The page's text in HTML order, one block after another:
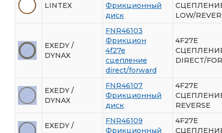
LINTEX
Фрикционный
диск
LOW/
EXEDY /
DYNAX
FNR46103
Фрикцион
4f27e
сцепление
direct/forward
4F27E
DIRECT/
EXEDY /
DYNAX
FNR46107
Фрикционный
диск
4F27E
REVERSE
EXEDY /
FNR46109
Фрикционный
4F27E